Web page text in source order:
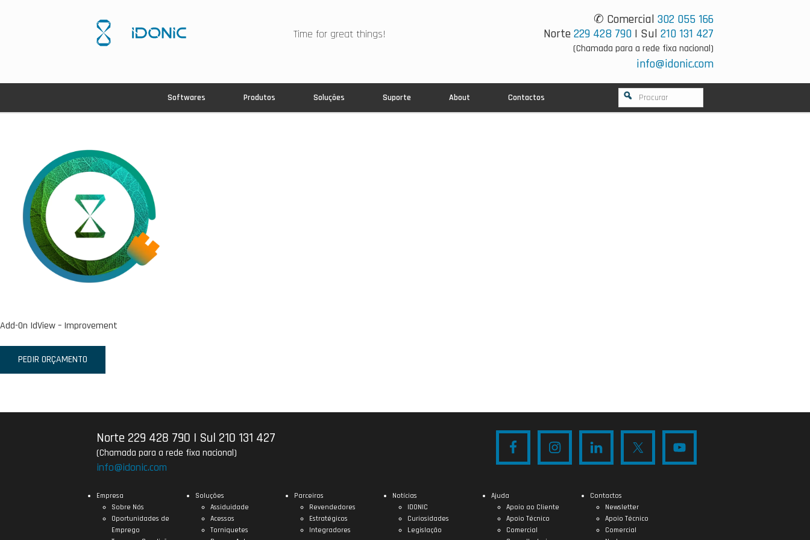
Time for great things!
✆ Comercial 302 055 166
Norte229 428 790 | Sul 210 131 427
(Chamada para a rede fixa nacional)
info@idonic.com
Softwares Produtos Soluções Suporte About Contactos
Add-On IdView – Improvement
PEDIR ORÇAMENTO
Norte 229 428 790 | Sul 210 131 427
(Chamada para a rede fixa nacional)
info@idonic.com
Empresa
Sobre Nós
Oportunidades de
Emprego
Soluções
Assiduidade
Acessos
Torniquetes
Parceiros
Revendedores
Estratégicos
Integradores
Notícias
IDONIC
Curiosidades
Legislação
Ajuda
Apoio ao Cliente
Apoio Técnico
Comercial
Contactos
Newsletter
Apoio Técnico
Comercial